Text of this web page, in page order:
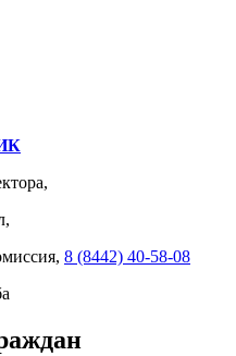
8 (8442) 40-58-08